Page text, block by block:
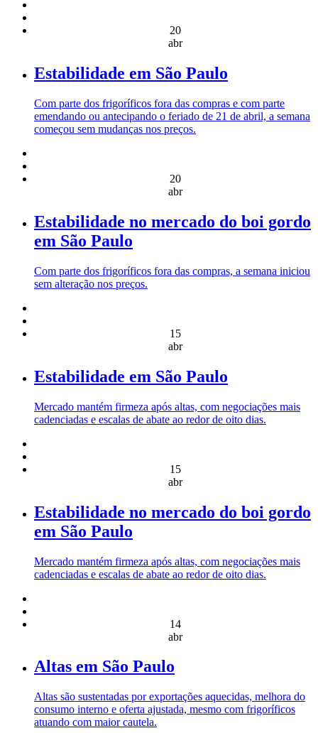
20
abr
Estabilidade em São Paulo
Com parte dos frigoríficos fora das compras e com parte
emendando ou antecipando o feriado de 21 de abril, a semana
começou sem mudanças nos preços.
20
abr
Estabilidade no mercado do boi gordo
em São Paulo
Com parte dos frigoríficos fora das compras, a semana iniciou
sem alteração nos preços.
15
abr
Estabilidade em São Paulo
Mercado mantém firmeza após altas, com negociações mais
cadenciadas e escalas de abate ao redor de oito dias.
15
abr
Estabilidade no mercado do boi gordo
em São Paulo
Mercado mantém firmeza após altas, com negociações mais
cadenciadas e escalas de abate ao redor de oito dias.
14
abr
Altas em São Paulo
Altas são sustentadas por exportações aquecidas, melhora do
consumo interno e oferta ajustada, mesmo com frigoríficos
atuando com maior cautela.